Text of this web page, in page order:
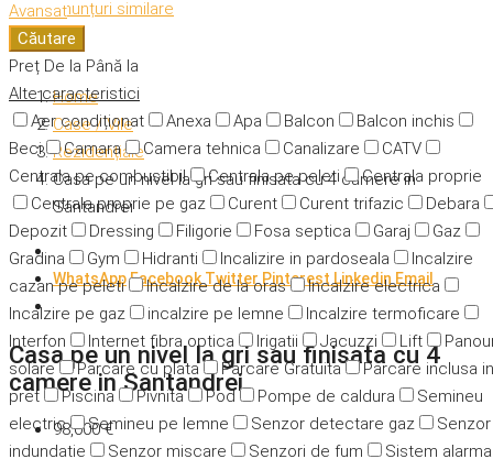
Avansat
Căutare
Preț De la Până la
Alte caracteristici
Aer condiționat
Anexa Apa Balcon
Balcon inchis
Beci
Camara Camera tehnica Canalizare
CATV
Centrala pe combustibil
Centrala pe peleti
Centrala proprie
Centrala proprie pe gaz
Curent Curent trifazic
Debara
Depozit
Dressing Filigorie Fosa septica Garaj
Gaz
Gradina
Gym Hidranti Incalizire in pardoseala
Incalzire
cazan pe peleti
Incalzire de la oras
Incalzire electrica
Incalzire pe gaz
incalzire pe lemne
Incalzire termoficare
Interfon
Internet fibra optica Irigatii Jacuzzi Lift
solare
Parcare cu plata Parcare Gratuita
Parcare inclusa in
pret
Piscina Pivnita Pod Pompe de caldura
Semineu
electric
Semineu pe lemne Senzor detectare gaz
Senzor
indundatie
Senzor miscare Senzori de fum
Sistem alarma
Anunțuri similare
Home
Case / Vile
Rezidențiale
Casa pe un nivel la gri sau finisata cu 4 camere in
Santandrei
WhatsAppFacebook Twitter Pinterest Linkedin Email
Casa pe un nivel la gri sau finisata cu 4
camere in Santandrei
98,000 €